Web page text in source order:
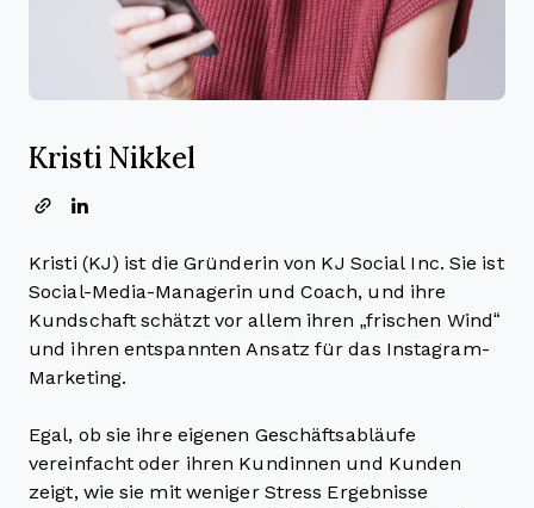
Kristi Nikkel
Kristi (KJ) ist die Gründerin von KJ Social Inc. Sie ist
Social-Media-Managerin und Coach, und ihre
Kundschaft schätzt vor allem ihren „frischen Wind“
und ihren entspannten Ansatz für das Instagram-
Marketing.
Egal, ob sie ihre eigenen Geschäftsabläufe
vereinfacht oder ihren Kundinnen und Kunden
zeigt, wie sie mit weniger Stress Ergebnisse